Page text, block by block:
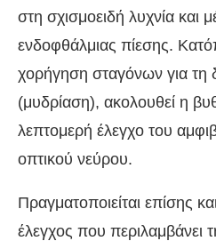
στη σχισμοειδή λυχνία και
ενδοφθάλμιας πίεσης.
χορήγηση σταγόνων για τη
(μυδρίαση), ακολουθεί η
λεπτομερή έλεγχο του
οπτικού νεύρου.
Πραγματοποιείται επίσης
έλεγχος που περιλαμβάνει